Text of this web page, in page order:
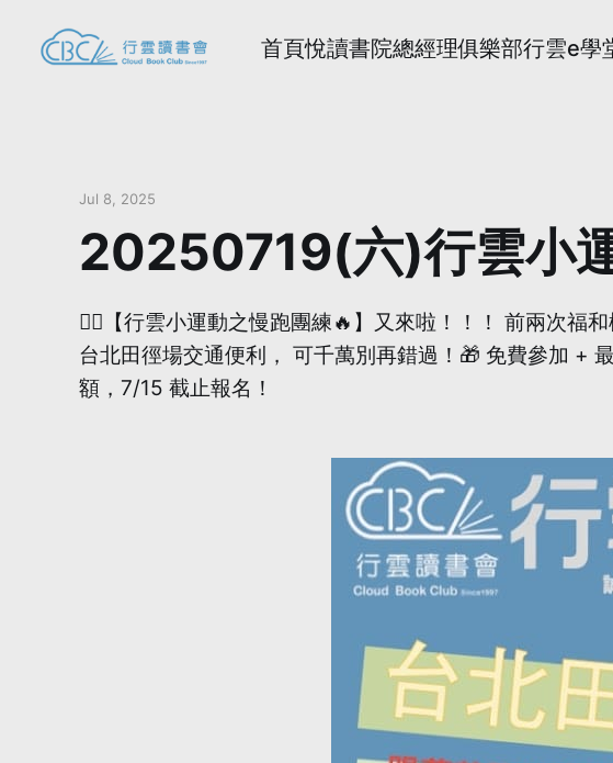
首頁悅讀書院總經理俱樂部行雲e學
Jul 8, 2025
20250719(六)行雲小
🏃‍♀️【行雲小運動之慢跑團練🔥】又來啦！！！ 前兩次福
台北田徑場交通便利， 可千萬別再錯過！🎁 免費參加 +
額，7/15 截止報名！